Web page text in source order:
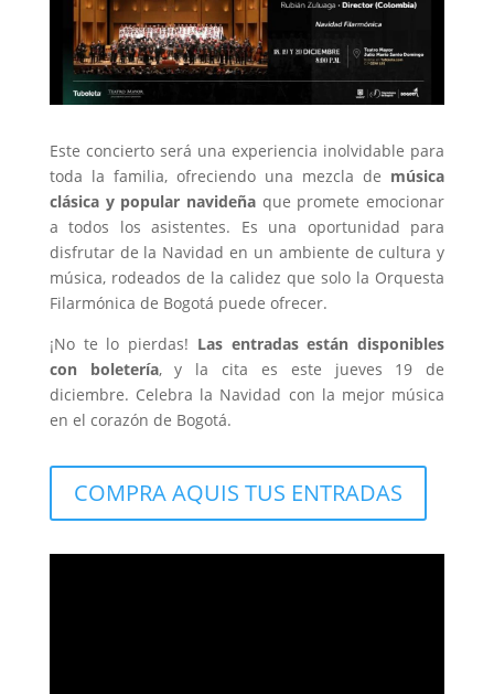
Este concierto será una experiencia inolvidable para
toda la familia, ofreciendo una mezcla de música
clásica y popular navideña que promete emocionar
a todos los asistentes. Es una oportunidad para
disfrutar de la Navidad en un ambiente de cultura y
música, rodeados de la calidez que solo la Orquesta
Filarmónica de Bogotá puede ofrecer.
¡No te lo pierdas! Las entradas están disponibles
con boletería, y la cita es este jueves 19 de
diciembre. Celebra la Navidad con la mejor música
en el corazón de Bogotá.
COMPRA AQUIS TUS ENTRADAS